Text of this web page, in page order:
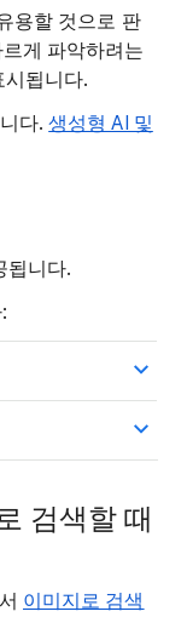
용할 것으로 판
게 파악하려는
됩니다.
다.생성형 AI 및
됩니다.
검색할 때
이미지로 검색